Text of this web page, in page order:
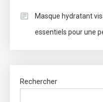
Masque hydratant
essentiels pour une
Rechercher